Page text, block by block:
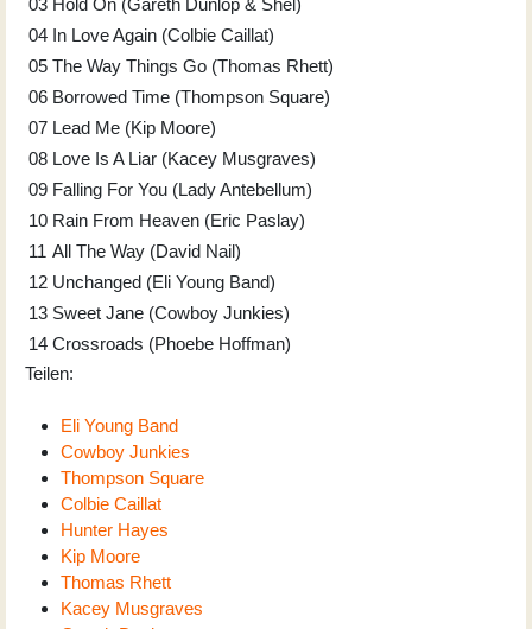
03 Hold On (Gareth Dunlop & Shel)
04 In Love Again (Colbie Caillat)
05 The Way Things Go (Thomas Rhett)
06 Borrowed Time (Thompson Square)
07 Lead Me (Kip Moore)
08 Love Is A Liar (Kacey Musgraves)
09 Falling For You (Lady Antebellum)
10 Rain From Heaven (Eric Paslay)
11 All The Way (David Nail)
12 Unchanged (Eli Young Band)
13 Sweet Jane (Cowboy Junkies)
14 Crossroads (Phoebe Hoffman)
Teilen:
Eli Young Band
Cowboy Junkies
Thompson Square
Colbie Caillat
Hunter Hayes
Kip Moore
Thomas Rhett
Kacey Musgraves